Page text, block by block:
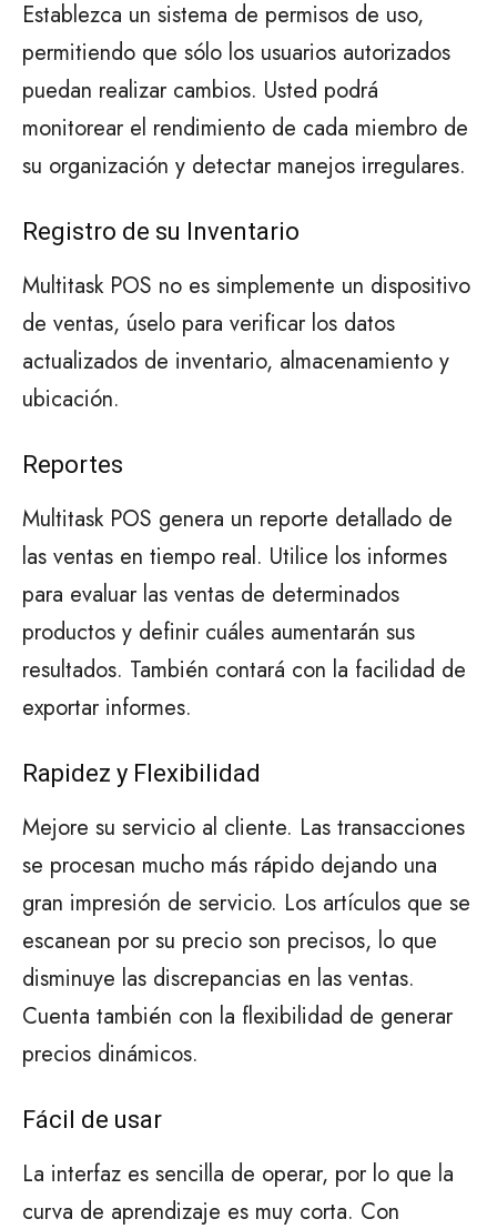
Establezca un sistema de permisos de uso,
permitiendo que sólo los usuarios autorizados
puedan realizar cambios. Usted podrá
monitorear el rendimiento de cada miembro de
su organización y detectar manejos irregulares.
Registro de su Inventario
Multitask POS no es simplemente un dispositivo
de ventas, úselo para verificar los datos
actualizados de inventario, almacenamiento y
ubicación.
Reportes
Multitask POS genera un reporte detallado de
las ventas en tiempo real. Utilice los informes
para evaluar las ventas de determinados
productos y definir cuáles aumentarán sus
resultados. También contará con la facilidad de
exportar informes.
Rapidez y Flexibilidad
Mejore su servicio al cliente. Las transacciones
se procesan mucho más rápido dejando una
gran impresión de servicio. Los artículos que se
escanean por su precio son precisos, lo que
disminuye las discrepancias en las ventas.
Cuenta también con la flexibilidad de generar
precios dinámicos.
Fácil de usar
La interfaz es sencilla de operar, por lo que la
curva de aprendizaje es muy corta. Con